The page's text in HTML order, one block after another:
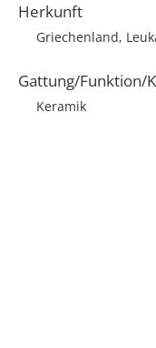
Herkunft
Griechenland,
Gattung/Funktion/
Keramik